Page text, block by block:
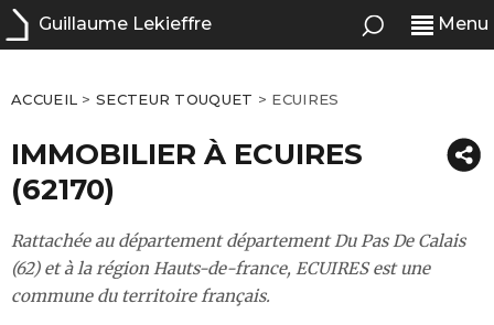
Guillaume Lekieffre Menu
ACCUEIL >SECTEUR TOUQUET > ECUIRES
IMMOBILIER À ECUIRES
(62170)
Rattachée au département département Du Pas De Calais
(62) et à la région Hauts-de-france, ECUIRES est une
commune du territoire français.